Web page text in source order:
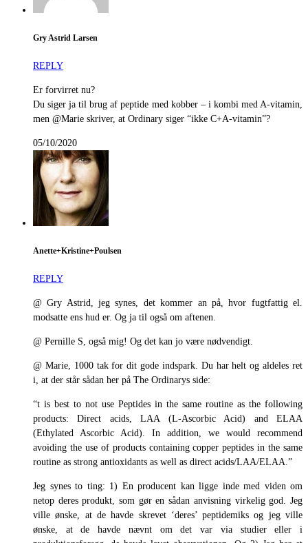
Gry Astrid Larsen
REPLY
Er forvirret nu?
Du siger ja til brug af peptide med kobber – i kombi med A-vitamin,
men @Marie skriver, at Ordinary siger “ikke C+A-vitamin”?
05/10/2020
Anette+Kristine+Poulsen
REPLY
@ Gry Astrid, jeg synes, det kommer an på, hvor fugtfattig el.
modsatte ens hud er. Og ja til også om aftenen.
@ Pernille S, også mig! Og det kan jo være nødvendigt.
@ Marie, 1000 tak for dit gode indspark. Du har helt og aldeles ret
i, at der står sådan her på The Ordinarys side:
“t is best to not use Peptides in the same routine as the following
products: Direct acids, LAA (L-Ascorbic Acid) and ELAA
(Ethylated Ascorbic Acid). In addition, we would recommend
avoiding the use of products containing copper peptides in the same
routine as strong antioxidants as well as direct acids/LAA/ELAA.”
Jeg synes to ting: 1) En producent kan ligge inde med viden om
netop deres produkt, som gør en sådan anvisning virkelig god. Jeg
ville ønske, at de havde skrevet ‘deres’ peptidemiks og jeg ville
ønske, at de havde nævnt om det var via studier eller i